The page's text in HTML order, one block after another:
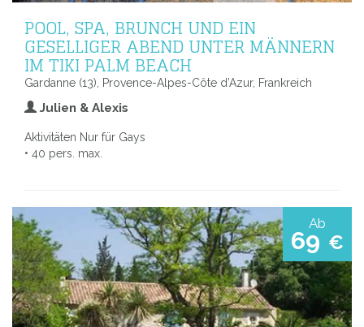
POOL, SPA, BRUNCH UND EIN
GESELLIGER ABEND UNTER MÄNNERN
IM TIKI PALM BEACH
Gardanne (13), Provence-Alpes-Côte d’Azur, Frankreich
Julien & Alexis
Aktivitäten Nur für Gays
• 40 pers. max.
Ab
69 €